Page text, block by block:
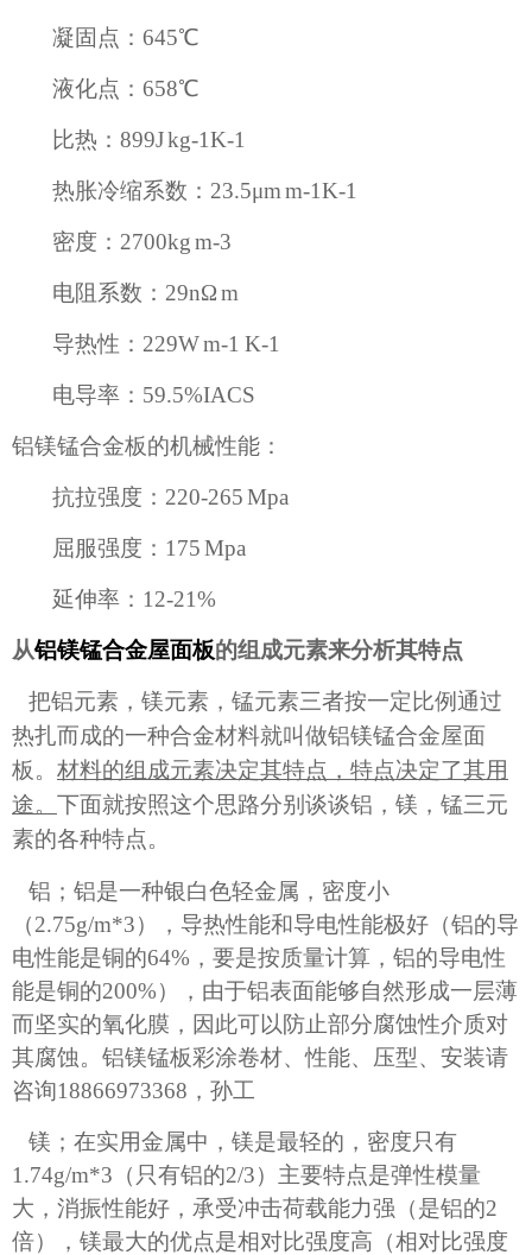
凝固点： 645℃
液化点： 658℃
比热： 899J kg-1K-1
热胀冷缩系数： 23.5μm m-1K-1
密度： 2700kg m-3
电阻系数： 29nΩm
导热性： 229W m-1 K-1
电导率： 59.5%IACS
铝镁锰合金板的机械性能：
抗拉强度： 220-265Mpa
屈服强度： 175Mpa
延伸率： 12-21%
从铝镁锰合金屋面板的组成元素来分析其特点
把铝元素，镁元素，锰元素三者按一定比例通过
热扎而成的一种合金材料就叫做铝镁锰合金屋面
板。 材料的组成元素决定其特点，特点决定了其用
途。 下面就按照这个思路分别谈谈铝，镁，锰三元
素的各种特点。
铝；铝是一种银白色轻金属，密度小
（2.75g/m*3），导热性能和导电性能极好（铝的导
电性能是铜的64% ，要是按质量计算，铝的导电性
能是铜的200%），由于铝表面能够自然形成一层薄
而坚实的氧化膜，因此可以防止部分腐蚀性介质对
其腐蚀。 铝镁锰板彩涂卷材、性能、压型、安装请
咨询18866973368 ，孙工
镁；在实用金属中，镁是最轻的，密度只有
1.74g/m*3 （只有铝的2/3）主要特点是弹性模量
大，消振性能好，承受冲击荷载能力强（是铝的2
倍），镁最大的优点是相对比强度高（相对比强度